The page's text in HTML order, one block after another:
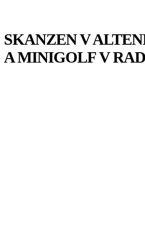
SKANZEN V
A MINIGOLF V